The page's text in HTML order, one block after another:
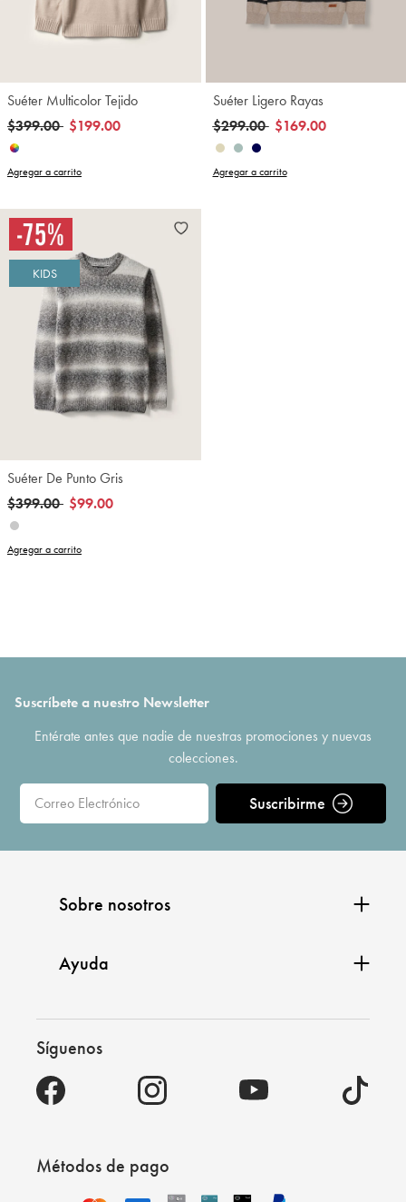
Suéter Multicolor Tejido
Precio reducido de
$399.00a$199.00
Agregar a carrito
Suéter Ligero Rayas
Precio reducido de
$299.00a$169.00
Agregar a carrito
KIDS
Suéter De Punto Gris
Precio reducido de
$399.00a$99.00
Agregar a carrito
Suscríbete a nuestro Newsletter
Entérate antes que nadie de nuestras promociones y nuevas
colecciones.
Suscribirme
Sobre nosotros
Ayuda
Síguenos
Métodos de pago